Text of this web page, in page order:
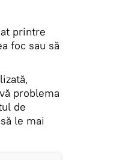
printre
foc sau să
problema
de
le mai